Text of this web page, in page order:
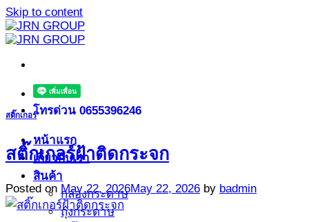
Skip to content
โทรด่วน 0655396246
หน้าแรก
เกี่ยวกับเรา
สินค้า
กล่องกระดาษ
ถุงกระดาษ
สติ๊กเกอร์
สติ๊กเกอร์ฝ้าติดกระจก
Posted on May 22, 2026May 22, 2026 by badmin